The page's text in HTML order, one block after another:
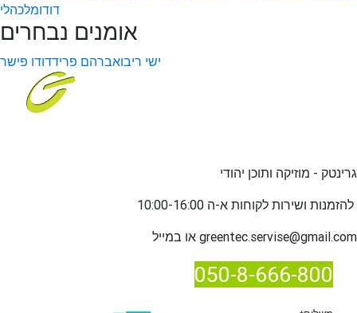
דודומלכהלי
אומנים נבחרים
ישי ריבואברהם פרידדודו פישר
גרינטק - מוזיקה ותוכן יהודי
להזמנות ו
greentec.servise@gmail.com
050-8-666-800